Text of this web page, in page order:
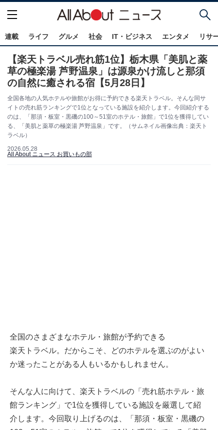
連載 ライフ グルメ 社会 IT・ビジネス エンタメ リサ
【楽天トラベル売れ筋1位】栃木県「美肌と薬
草の極楽湯 芦野温泉」は源泉かけ流しと那須
の自然に癒される宿【5月28日】
全国各地の人気ホテルや旅館がお得に予約できる楽天トラベル。そんな同サ
イトの売れ筋ランキングで1位となっている施設を紹介します。今回紹介する
のは、「那須・板室・黒磯の100～51室のホテル・旅館」で1位を獲得してい
る、「美肌と薬草の極楽湯 芦野温泉」です。（サムネイル画像出典：楽天ト
ラベル）
2026.05.28
All About ニュース お買いもの部
全国のさまざまなホテル・旅館が予約できる
楽天トラベル。だからこそ、どのホテルを選ぶのがよい
か迷ったことがある人もいるかもしれません。
そんな人に向けて、 楽天トラベルの「売れ筋ホテル・旅
館ランキング」で1位を獲得している施設を厳選して紹
介します。今回取り上げるのは、「那須・板室・黒磯の